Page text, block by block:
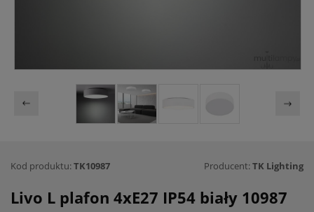
Kod produktu:TK10987 Producent:TK Lighting
Livo L plafon 4xE27 IP54 biały 10987